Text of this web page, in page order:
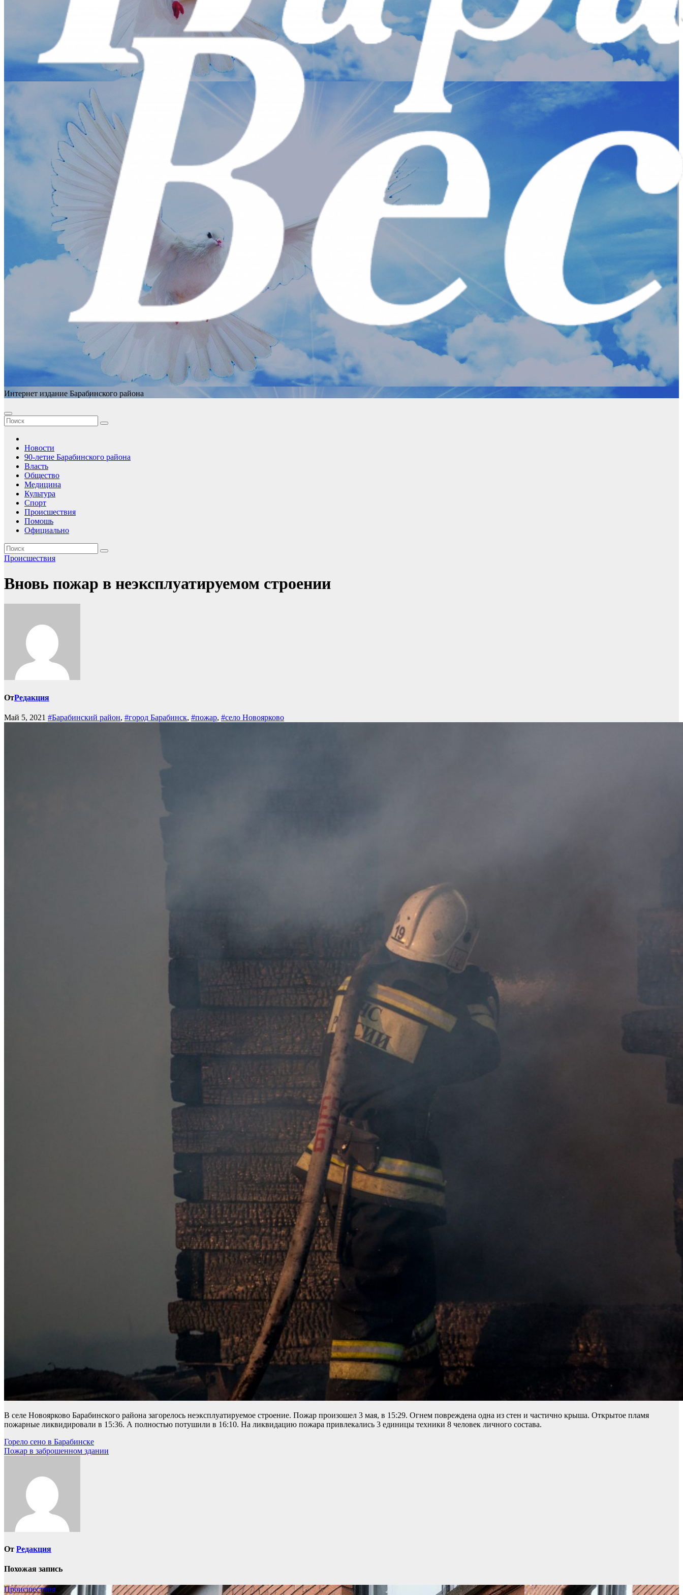
Интернет издание Барабинского района
Новости
90-летие Барабинского района
Власть
Общество
Медицина
Культура
Спорт
Происшествия
Помошь
Официально
Происшествия
Вновь пожар в неэксплуатируемом строении
ОтРедакция
Май 5, 2021 #Барабинский район, #город Барабинск, #пожар, #село Новоярково
В селе Новоярково Барабинского района загорелось неэксплуатируемое строение. Пожар произошел 3 мая, в 15:29. Огнем повреждена одна из стен и частично крыша. Открытое пламя
пожарные ликвидировали в 15:36. А полностью потушили в 16:10. На ликвидацию пожара привлекались 3 единицы техники 8 человек личного состава.
Навигация
по
Горело сено в Барабинске
Пожар в заброшенном здании
От Редакция
Похожая запись
Происшествия